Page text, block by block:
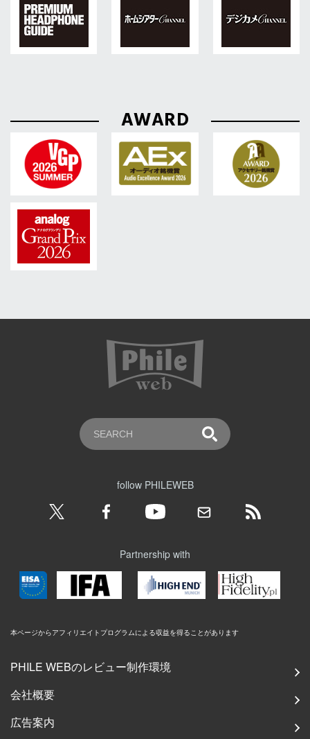
AWARD
follow PHILEWEB
Partnership with
本ページからアフィリエイトプログラムによる収益を得ることがあります
PHILE WEBのレビュー制作環境
会社概要
広告案内